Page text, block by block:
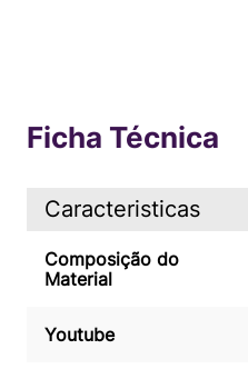
Ficha Técnica
Caracteristicas
Composição do
Material
Youtube